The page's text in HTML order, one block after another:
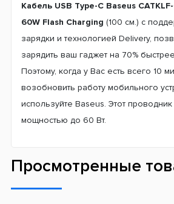
Кабель USB Type-C Baseus
60W Flash Charging (100 см.) с
зарядки и технологией Delivery,
зарядить ваш гаджет на 70%
Поэтому, когда у Вас есть всего 10
возобновить работу мобильного
используйте Baseus. Этот
мощностью до 60 Вт.
Просмотренные